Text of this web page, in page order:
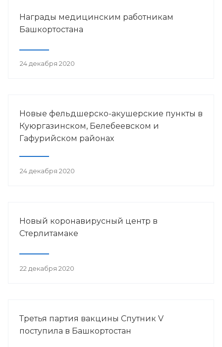
Награды медицинским работникам
Башкортостана
24 декабря 2020
Новые фельдшерско-акушерские пункты в
Куюргазинском, Белебеевском и
Гафурийском районах
24 декабря 2020
Новый коронавирусный центр в
Стерлитамаке
22 декабря 2020
Третья партия вакцины Спутник V
поступила в Башкортостан